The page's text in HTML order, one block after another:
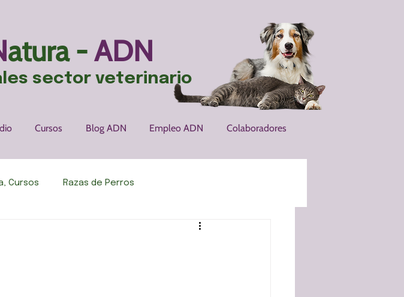
sector veterinario
atura -ADN
Cursos Blog ADN Empleo ADN Colaboradores
Cursos Razas de Perros